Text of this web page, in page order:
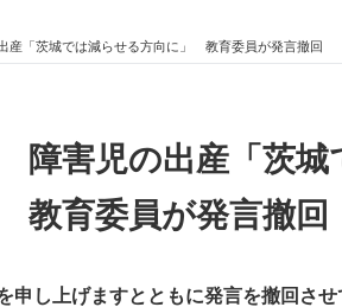
け専門サイト 企業向けIT製品の総合サイト
産「茨城では減らせる方向に」 教育委員が発言撤回
障害児の出産「茨
教育委員が発言撤回
申し上げますとともに発言を撤回さ